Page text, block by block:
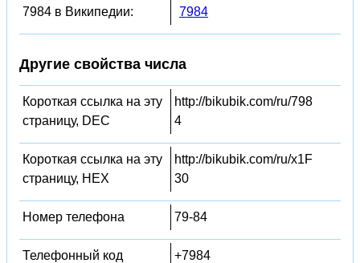
7984 в Википедии: 7984
Другие свойства числа
Короткая ссылка на эту
страницу, DEC
http://bikubik.com/ru/798
4
Короткая ссылка на эту
страницу, HEX
http://bikubik.com/ru/x1F
30
Номер телефона 79-84
Телефонный код
+7984